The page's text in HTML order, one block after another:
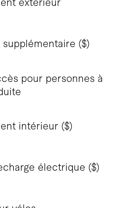
extérieur
supplémentaire ($)
pour personnes à
intérieur ($)
électrique ($)